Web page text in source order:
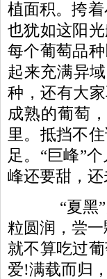
植面积。挎
也犹如这阳
每个葡萄品
起来充满异
种，还有大
成熟的葡萄
里。抵挡不
足。“巨峰”
峰还要甜，还
“夏黑”
粒圆润，尝
就不算吃过
爱!满载而归